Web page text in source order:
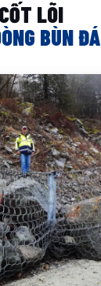
LÕI
BÙN ĐÁ